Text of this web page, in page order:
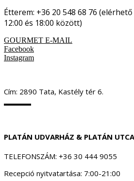
Étterem: +36 20 548 68 76
12:00 és 18:00 között)
GOURMET E-MAIL
Facebook
Instagram
Cím: 2890 Tata, Kastély tér 6.
PLATÁN UDVARHÁZ & PLATÁN UTCA
TELEFONSZÁM: +36 30 444 9055
Recepció nyitvatartása: 7:00-21:00